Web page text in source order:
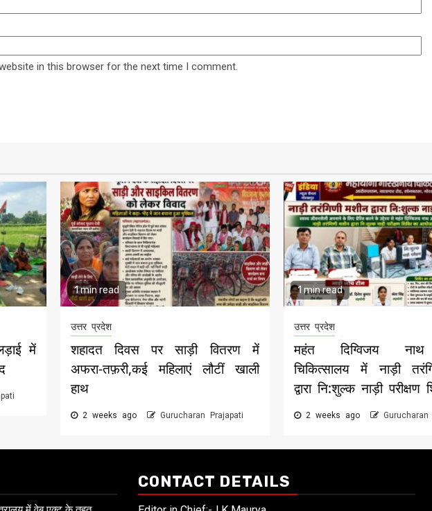
in this browser for the next time I comment.
में
1 min read
उत्तर प्रदेश
शहादत दिवस पर साड़ी वितरण में
अफरा-तफ़री,कई महिलाएं लौटीं खाली
हाथ
2 weeks ago Gurucharan Prajapati
1 min read
उत्तर प्रदेश
महंत दिग्विजय
चिकित्सालय में नाड़ी
द्वारा नि:शुल्क नाड़ी परीक्षण
2 weeks ago Gurucharan
CONTACT DETAILS